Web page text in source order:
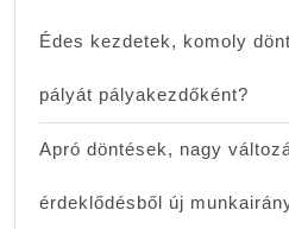
Édes kezdetek, komoly
pályát pályakezdőként?
Apró döntések, nagy
érdeklődésből új